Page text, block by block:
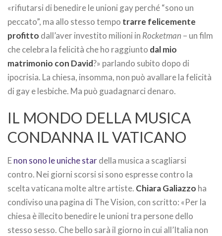
«rifiutarsi di benedire le unioni gay perché “sono un
peccato”, ma allo stesso tempo trarre felicemente
profitto dall’aver investito milioni in Rocketman – un film
che celebra la felicità che ho raggiunto dal mio
matrimonio con David?» parlando subito dopo di
ipocrisia. La chiesa, insomma, non può avallare la felicità
di gay e lesbiche. Ma può guadagnarci denaro.
IL MONDO DELLA MUSICA
CONDANNA IL VATICANO
Enon sono le uniche stardella musica a scagliarsi
contro. Nei giorni scorsi si sono espresse contro la
scelta vaticana molte altre artiste. Chiara Galiazzo ha
condiviso una pagina di The Vision, con scritto: «Per la
chiesa è illecito benedire le unioni tra persone dello
stesso sesso. Che bello sarà il giorno in cui all’Italia non